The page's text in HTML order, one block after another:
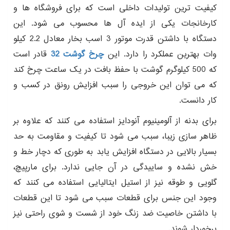
کیفیت ترین تولیدات داخلی است که برای فروشگاه ها و
کارخانجات یکی از ایده آل ها محسوب می شود. این
دستگاه با داشتن قدرت موتور 3 اسب بخار معادل 2.2 کیلو
وات بهترین عملکرد را دارد. اینچرخ گوشت 32
قادر است
که 500 کیلوگرم گوشت با حفظ بافت در یک ساعت چرخ کند
که می توان این خروجی را سبب افزایش رونق در کسب و
کار دانست.
برای بدنه از آلومینیوم آنودایز استفاده می کنند که علاوه بر
ظاهر سازی زیبا، سبب می شود تا کیفیت و مقاومت به حد
بسیار بالایی در دستگاه افزایش یابد به طوری که دچار خط و
خش نشده و ساییدگی در آن جایی ندارد. برای مارپیچ،
گلویی و طوقه نیز از استیل ایتالیایی استفاده می کنند که
وجود این جنس برای قطعات سبب می شود تا این قطعات
با داشتن خاصیت ضد زنگ خود از شست و شوی راحتی نیز